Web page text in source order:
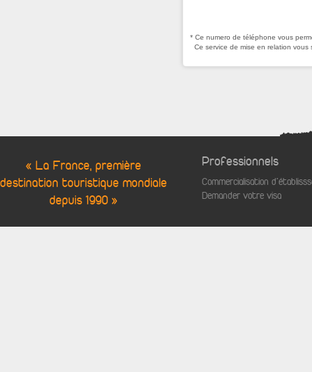
* Ce numero de téléphone vous
Ce service de mise en relation
« La France, première
destination touristique mondiale
depuis 1990 »
Professionnels
Commercialisation
Demander votre visa